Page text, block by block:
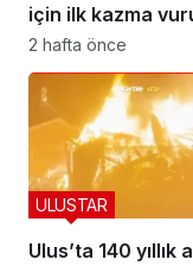
için ilk kazma
2 hafta önce
Ulus’ta 140 yıllık
ULUSTAR